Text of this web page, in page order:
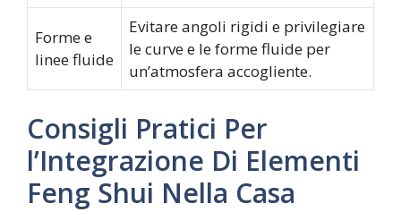
Forme e
linee fluide
Evitare angoli rigidi e privilegiare
le curve e le forme fluide per
un’atmosfera accogliente.
Consigli Pratici Per
l’Integrazione Di Elementi
Feng Shui Nella Casa